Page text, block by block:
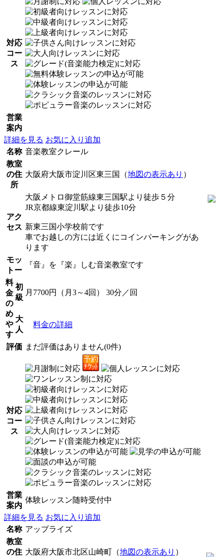
対応
コー
ス
営業
案内
詳細を見る お気に入り追加
名称 音楽教室クレール
教室
の住
所
大阪府大阪市淀川区東三国（地図の表示あり ）
アク
セス
大阪メトロ御堂筋線東三国駅より徒歩５分
JR京都線東淀川駅より徒歩10分
新東三国小学校前です
車でお越しの方には近くにコインパーキングがあ
ります
モッ
トー
『音』を『楽』しむ音楽教室です
料
金
の
め
や
す
初
級
月7700円（月3～4回） 30分／回
大
人
料金の詳細
評価 まだ評価はありません(0件)
対応
コー
ス
営業
案内
体験レッスン随時受付中
詳細を見る お気に入り追加
名称 アップライズ
教室
の住 大阪府大阪市北区山崎町（地図の表示あり ）